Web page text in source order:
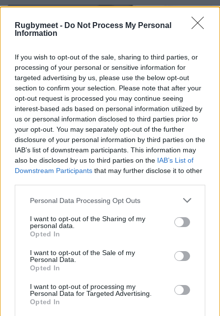
Rugbymeet - Do Not Process My Personal
Information
If you wish to opt-out of the sale, sharing to third parties, or
processing of your personal or sensitive information for
targeted advertising by us, please use the below opt-out
section to confirm your selection. Please note that after your
opt-out request is processed you may continue seeing
interest-based ads based on personal information utilized by
us or personal information disclosed to third parties prior to
your opt-out. You may separately opt-out of the further
disclosure of your personal information by third parties on the
IAB’s list of downstream participants. This information may
also be disclosed by us to third parties on the IAB’s List of
Downstream Participants that may further disclose it to other
Personal Data Processing Opt Outs
I want to opt-out of the Sharing of my
personal data.
Opted In
I want to opt-out of the Sale of my
Personal Data.
Opted In
I want to opt-out of processing my
Personal Data for Targeted Advertising.
Opted In